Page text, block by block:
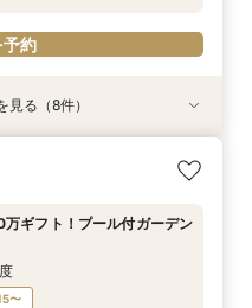
約
心躍る花嫁の第一歩♪ゆっ
〜
ィ婚＆パパママキッズ婚に◎
〜
ェフ渾身コース試食＆おも
〜
ア】会場見学＆相談会*初見
〜
ット”と過ごす挙式＆披露
〜
ン相談会】スマホで簡単！
〜
】貸切邸宅で叶える少人数ウ
〜
テーマ設定で叶える充実の
〜
見る（8件）
万ギフト！プール付ガーデン
〜